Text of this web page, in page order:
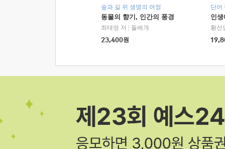
숲과 길 위 생명의 여정
동물의 향기, 인간의 풍경
최태영 저
돌베개
23,400원
단어
인
황선